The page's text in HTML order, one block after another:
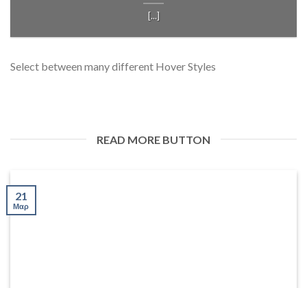
[...]
Select between many different Hover Styles
READ MORE BUTTON
21
Μαρ